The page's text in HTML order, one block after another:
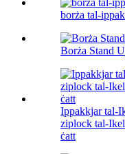
borża tal-
Borża Stand
Ippakkjar tal-
ziplock tal-
ċatt